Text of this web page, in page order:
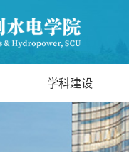
学科建设